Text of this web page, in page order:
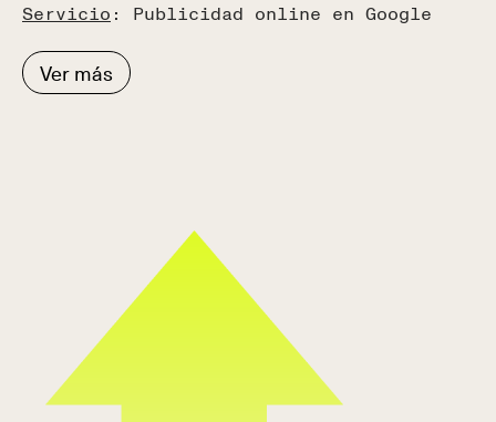
Servicio : Publicidad online en Google
Ver más